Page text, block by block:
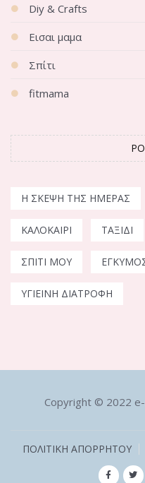
Diy & Crafts
Εισαι μαμα
Σπίτι
fitmama
Η ΣΚΈΨΗ ΤΗΣ ΗΜΈΡΑΣ
ΚΑΛΟΚΑΊΡΙ ΤΑΞΊΔΙ
ΣΠΊΤΙ ΜΟΥ
ΥΓΙΕΙΝΉ ΔΙΑΤΡΟΦΉ
Copyright © 2022
ΠΟΛΙΤΙΚΉ ΑΠΟΡΡΉΤΟΥ